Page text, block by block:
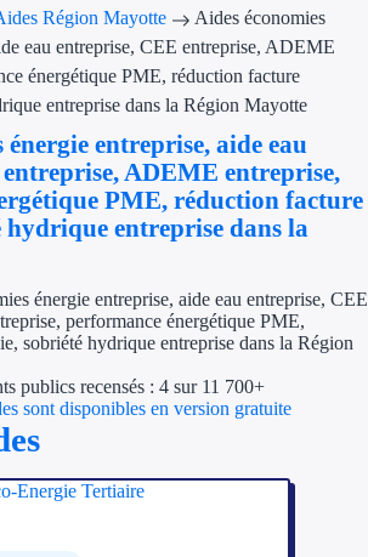
Transition
Transition
Économies
Aides RSE
Étapes de vie
Création
Cession
Région Mayotte
Aides économies
eau entreprise, CEE entreprise, ADEME
énergétique PME, réduction facture
entreprise dans la Région Mayotte
énergie entreprise, aide eau
ADEME entreprise,
PME, réduction facture
hydrique entreprise dans la
énergie entreprise, aide eau entreprise, CEE
performance énergétique PME,
sobriété hydrique entreprise dans la Région
publics recensés : 4 sur 11 700+
sont disponibles en version gratuite
Energie Tertiaire